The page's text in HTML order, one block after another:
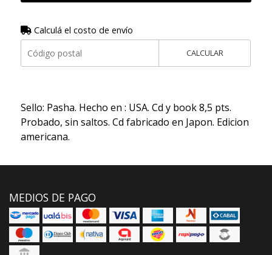
Calculá el costo de envío
CALCULAR
Sello: Pasha. Hecho en : USA. Cd y book 8,5 pts.
Probado, sin saltos. Cd fabricado en Japon. Edicion
americana.
MEDIOS DE PAGO